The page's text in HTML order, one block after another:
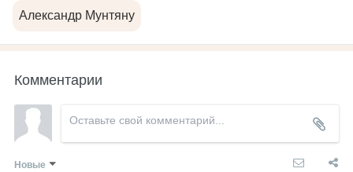
Александр Мунтяну
Комментарии
Новые